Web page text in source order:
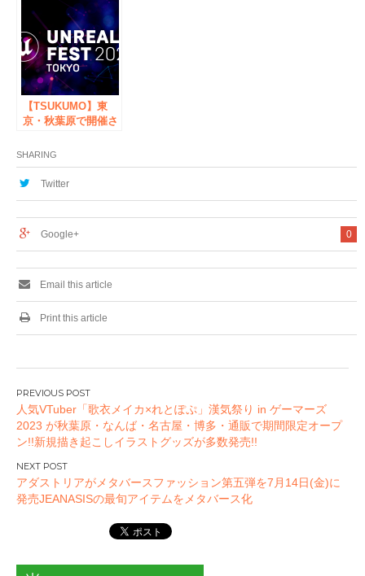
本酒の日～開催決
定！！！
【TSUKUMO】東
京・秋葉原で開催さ
ズジャパン主催の
Unreal Engine公式
大型イベント
SHARING
Twitter
0
Google+
Email this article
Print this article
投
稿
ナ
ビ
ゲ
ー
ン
人気VTuber「歌衣メイカ×れとぽぷ」漢気祭り in ゲーマーズ
2023 が秋葉原・なんば・名古屋・博多・通販で期間限定オープ
ン!!新規描き起こしイラストグッズが多数発売!!
アダストリアがメタバースファッション第五弾を7月14日(金)に
発売JEANASISの最旬アイテムをメタバース化